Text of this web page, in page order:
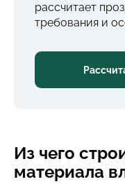
рассчитает
требования и
Из чего
материала